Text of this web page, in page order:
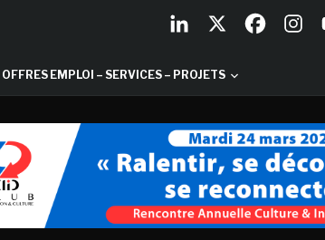
OFFRES EMPLOI – SERVICES – PROJETS